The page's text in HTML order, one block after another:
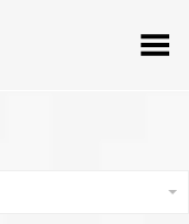
Menü umschalten